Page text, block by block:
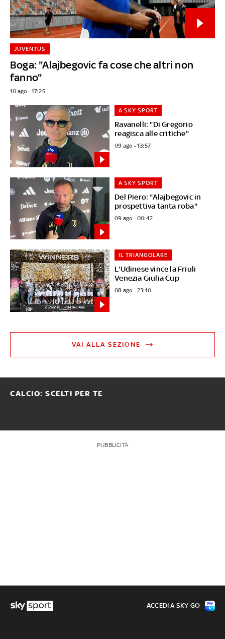
Boga: "Alajbegovic fa cose che altri non
fanno"
JUVENTUS
10 ago - 17:25
Ravanelli: "Di Gregorio
reagisca alle critiche"
A SKY SPORT
09 ago - 13:57
Del Piero: "Alajbegovic in
prospettiva tanta roba"
A SKY SPORT
09 ago - 00:42
L'Udinese vince la Friuli
Venezia Giulia Cup
IL TRIANGOLARE
08 ago - 23:10
VAI ALLA SEZIONE
CALCIO: SCELTI PER TE
PUBBLICITÀ
ACCEDI A SKY GO